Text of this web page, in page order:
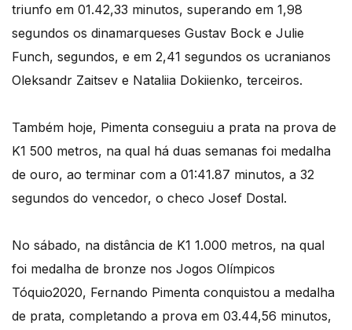
triunfo em 01.42,33 minutos, superando em 1,98
segundos os dinamarqueses Gustav Bock e Julie
Funch, segundos, e em 2,41 segundos os ucranianos
Oleksandr Zaitsev e Nataliia Dokiienko, terceiros.
Também hoje, Pimenta conseguiu a prata na prova de
K1 500 metros, na qual há duas semanas foi medalha
de ouro, ao terminar com a 01:41.87 minutos, a 32
segundos do vencedor, o checo Josef Dostal.
No sábado, na distância de K1 1.000 metros, na qual
foi medalha de bronze nos Jogos Olímpicos
Tóquio2020, Fernando Pimenta conquistou a medalha
de prata, completando a prova em 03.44,56 minutos,